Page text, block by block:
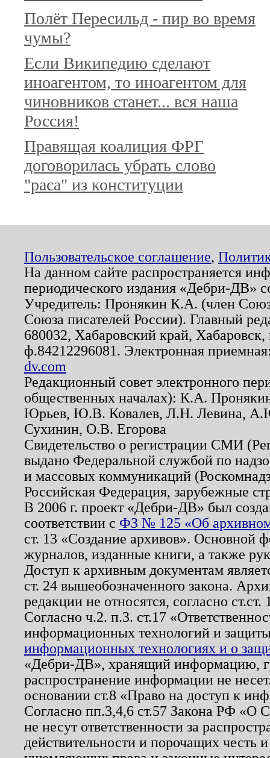
Полёт Пересильд - пир во время
чумы?
Если Википедию сделают
иноагентом, то иноагентом для
чиновников станет... вся наша
Россия!
Правящая коалиция ФРГ
договорилась убрать слово
"раса" из конституции
Пользовательское соглашение,
На данном сайте распространяется
периодического издания «Дебри-ДВ»
Учредитель: Пронякин К.А. (член
Союза писателей России). Главный
680032, Хабаровский край,
ф.84212296081. Электронная
dv.com
Редакционный совет электронного
общественных началах): К.А.
Юрьев, Ю.В. Ковалев, Л.Н. Левина,
Сухинин, О.В. Егорова
Свидетельство о регистрации СМИ
выдано Федеральной службой по
и массовых коммуникаций
Российская Федерация, зарубежные
В 2006 г. проект «Дебри-ДВ» был
соответствии с ФЗ № 125 «Об
ст. 13 «Создание архивов». Основной
журналов, изданные книги, а также
Доступ к архивным документам
ст. 24 вышеобозначенного закона.
редакции не относятся, согласно
Согласно ч.2. п.3. ст.17
информационных технологий и
информационных технологиях и о
«Дебри-ДВ», хранящий информацию,
распространение информации не
основании ст.8 «Право на доступ к
Согласно пп.3,4,6 ст.57 Закона РФ «О
не несут ответственности за
действительности и порочащих честь